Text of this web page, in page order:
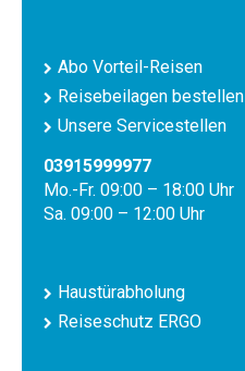
Abo Vorteil-Reisen
Reisebeilagen bestellen
Unsere Servicestellen
03915999977
Mo.-Fr. 09:00 – 18:00 Uhr
Sa. 09:00 – 12:00 Uhr
Haustürabholung
Reiseschutz ERGO